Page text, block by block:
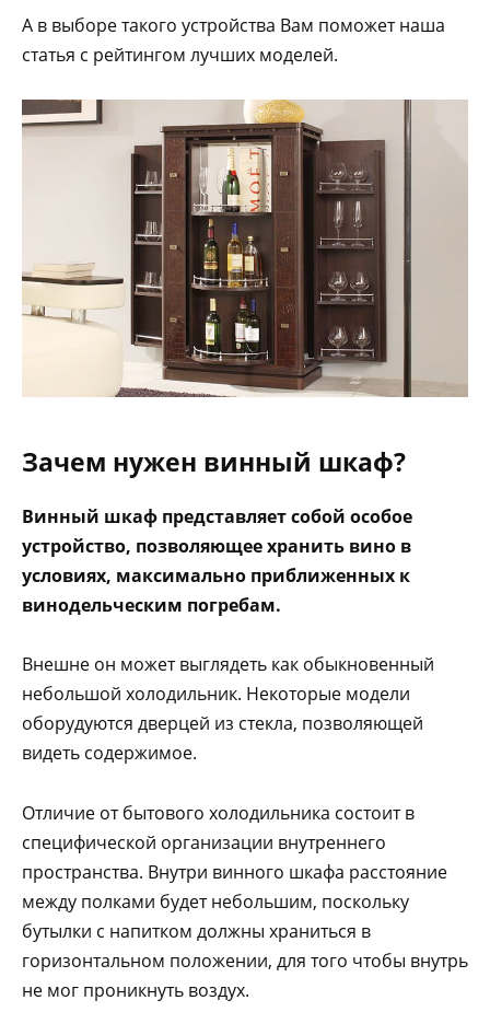
А в выборе такого устройства Вам поможет наша
статья с рейтингом лучших моделей.
Зачем нужен винный шкаф?
Винный шкаф представляет собой особое
устройство, позволяющее хранить вино в
условиях, максимально приближенных к
винодельческим погребам.
Внешне он может выглядеть как обыкновенный
небольшой холодильник. Некоторые модели
оборудуются дверцей из стекла, позволяющей
видеть содержимое.
Отличие от бытового холодильника состоит в
специфической организации внутреннего
пространства. Внутри винного шкафа расстояние
между полками будет небольшим, поскольку
бутылки с напитком должны храниться в
горизонтальном положении, для того чтобы внутрь
не мог проникнуть воздух.